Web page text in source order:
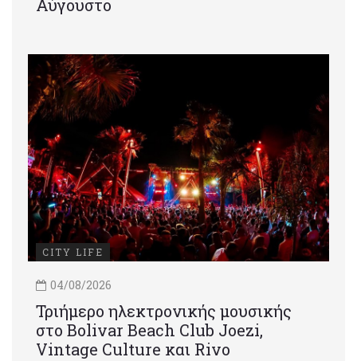
Αύγουστο
CITY LIFE
04/08/2026
Τριήμερο ηλεκτρονικής μουσικής
στο Bolivar Beach Club Joezi,
Vintage Culture και Rivo